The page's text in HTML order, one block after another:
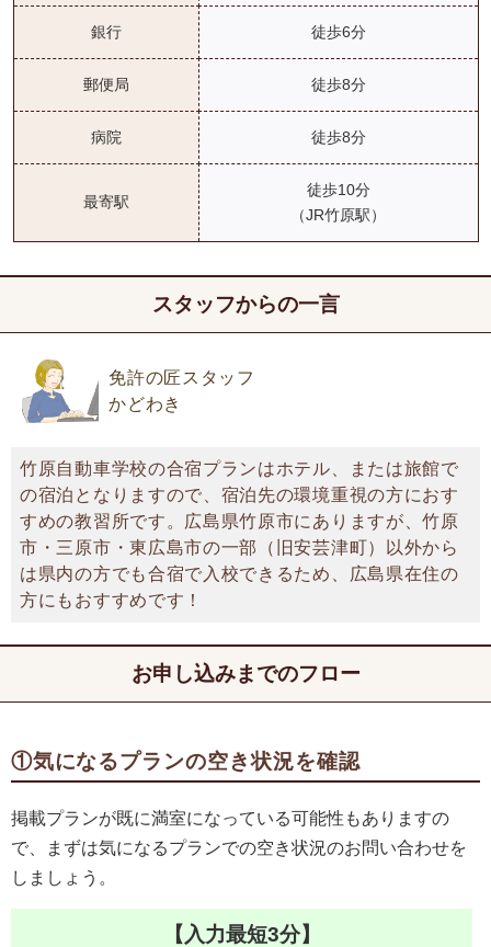
銀行 徒歩6分
郵便局 徒歩8分
病院 徒歩8分
最寄駅
徒歩10分
（JR竹原駅）
スタッフからの一言
免許の匠スタッフ
かどわき
竹原自動車学校の合宿プランはホテル、または旅館で
の宿泊となりますので、宿泊先の環境重視の方におす
すめの教習所です。広島県竹原市にありますが、竹原
市・三原市・東広島市の一部（旧安芸津町）以外から
は県内の方でも合宿で入校できるため、広島県在住の
方にもおすすめです！
お申し込みまでのフロー
①気になるプランの空き状況を確認
掲載プランが既に満室になっている可能性もありますの
で、まずは気になるプランでの空き状況のお問い合わせを
しましょう。
【入力最短3分】